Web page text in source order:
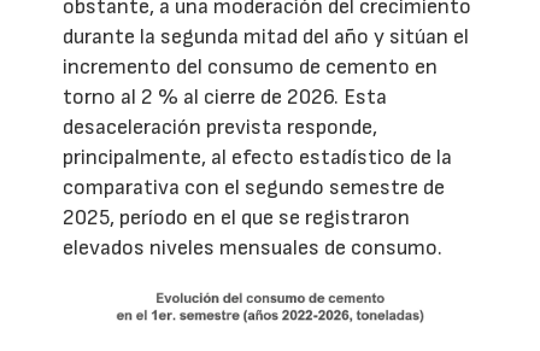
obstante, a una moderación del crecimiento
durante la segunda mitad del año y sitúan el
incremento del consumo de cemento en
torno al 2 % al cierre de 2026. Esta
desaceleración prevista responde,
principalmente, al efecto estadístico de la
comparativa con el segundo semestre de
2025, período en el que se registraron
elevados niveles mensuales de consumo.